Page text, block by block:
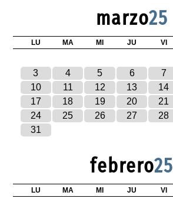
marzo25
LU MA MI JU VI
3
4 5 6 7
10
11 12 13 14
17
18 19 20 21
24
25 26 27 28
31
febrero25
LU MA MI JU VI